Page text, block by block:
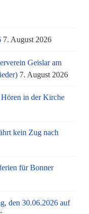
7. August 2026
Geislar am
7. August 2026
Hören in der Kirche
kein Zug nach
für Bonner
den 30.06.2026 auf